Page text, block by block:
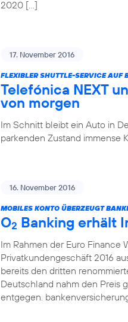
2020 […]
17. November 2016
FLEXIBLER SHUTTLE-SERVICE AUF
Telefónica NEXT
von morgen
Im Schnitt bleibt ein Auto in
parkenden Zustand immense
16. November 2016
MOBILES KONTO ÜBERZEUGT
O2 Banking erhält
Im Rahmen der Euro Finance
Privatkundengeschäft 2016
bereits den dritten
Deutschland nahm den Preis
entgegen.